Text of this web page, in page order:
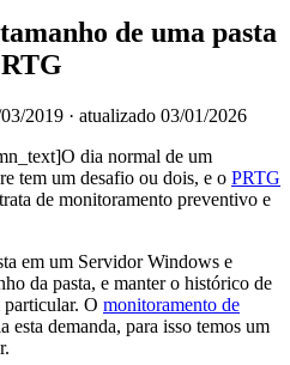
de uma pasta
2019 · atualizado 03/01/2026
dia normal de um
tem um desafio ou dois, e o PRTG
de monitoramento preventivo e
em um Servidor Windows e
da pasta, e manter o histórico de
particular. O monitoramento de
esta demanda, para isso temos um